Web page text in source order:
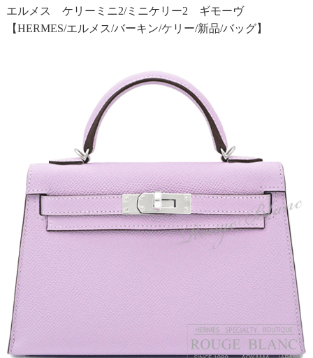
エルメス ケリーミニ2/ミニケリー2 ギモーヴ
【HERMES/エルメス/バーキン/ケリー/新品/バッグ】